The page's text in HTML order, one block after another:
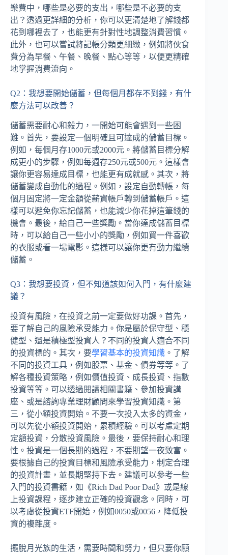
樂費中，哪些是必要的支出，哪些是不必要的支
出？透過更詳細的分析，你可以更清楚地了解錢都
花到哪裡去了，也能更有針對性地調整消費習慣。
此外，也可以嘗試將記帳分類更細緻，例如將伙食
費分為早餐、午餐、晚餐、點心等等，以便更精確
地掌握消費流向。
Q2：我想要開始儲蓄，但每個月都存不到錢，有什
麼方法可以改善？
儲蓄需要耐心和毅力，一開始可能會遇到一些困
難。首先，要設定一個明確且可達成的儲蓄目標。
例如，每個月存1000元或2000元。將儲蓄目標分解
成更小的步驟，例如每週存250元或500元。這樣會
讓你更容易達成目標，也能更有成就感。其次，將
儲蓄變成自動化的過程。例如，設定自動轉帳，每
個月固定將一定金額從薪資帳戶轉到儲蓄帳戶。這
樣可以避免你忘記儲蓄，也能減少你花掉這筆錢的
機會。最後，給自己一些獎勵。當你達成儲蓄目標
時，可以給自己一些小小的獎勵，例如買一件喜歡
的衣服或看一場電影。這樣可以讓你更有動力繼續
儲蓄。
Q3：我想要投資，但不知道該如何入門，有什麼建
議？
投資有風險，在投資之前一定要做好功課。首先，
要了解自己的風險承受能力。你是屬於保守型、穩
健型、還是積極型投資人？不同的投資人適合不同
的投資標的。其次，要學習基本的投資知識 。了解
不同的投資工具，例如股票、基金、債券等等。了
解各種投資策略，例如價值投資、成長投資、指數
投資等等。可以透過閱讀相關書籍、參加投資講
座、或是諮詢專業理財顧問來學習投資知識。第
三，從小額投資開始。不要一次投入太多的資金，
可以先從小額投資開始，累積經驗。可以考慮定期
定額投資，分散投資風險。最後，要保持耐心和理
性。投資是一個長期的過程，不要期望一夜致富。
要根據自己的投資目標和風險承受能力，制定合理
的投資計畫，並長期堅持下去。建議可以參考一些
入門的投資書籍，如《Rich Dad Poor Dad》或是線
上投資課程，逐步建立正確的投資觀念。同時，可
以考慮從投資ETF開始，例如0050或0056，降低投
資的複雜度。
擺脫月光族的生活，需要時間和努力，但只要你願